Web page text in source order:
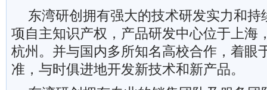
东湾研创拥有强大的技术研发实力和持
项自主知识产权，产品研发中心位于上海
杭州。并与国内多所知名高校合作，着眼
准，与时俱进地开发新技术和新产品。